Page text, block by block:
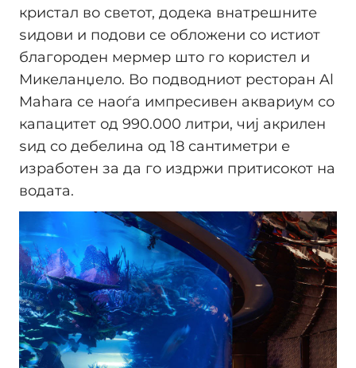
кристал во светот, додека внатрешните
ѕидови и подови се обложени со истиот
благороден мермер што го користел и
Микеланџело. Во подводниот ресторан Al
Mahara се наоѓа импресивен аквариум со
капацитет од 990.000 литри, чиј акрилен
ѕид со дебелина од 18 сантиметри е
изработен за да го издржи притисокот на
водата.